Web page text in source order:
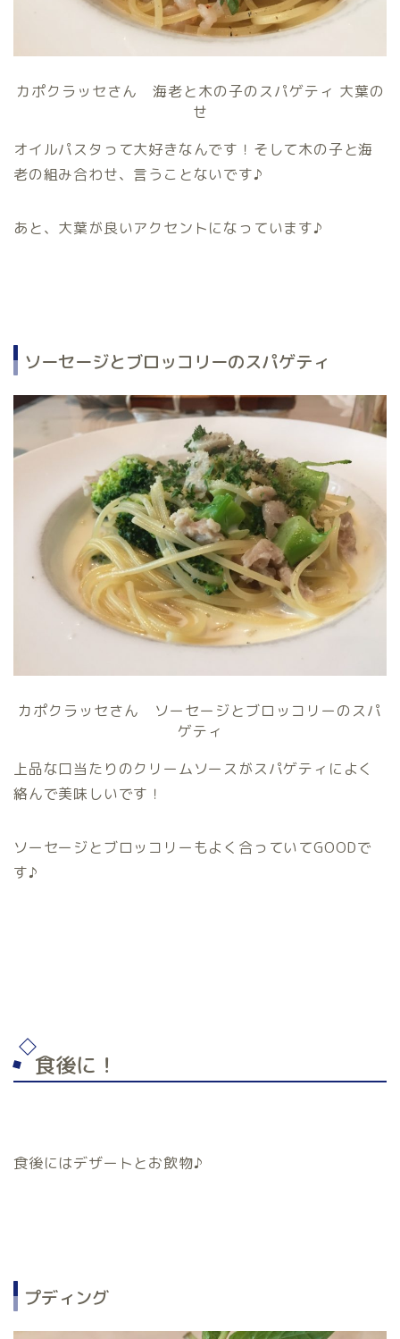
カポクラッセさん 海老と木の子のスパゲティ 大葉の
せ
オイルパスタって大好きなんです！そして木の子と海
老の組み合わせ、言うことないです♪
あと、大葉が良いアクセントになっています♪
ソーセージとブロッコリーのスパゲティ
カポクラッセさん ソーセージとブロッコリーのスパ
ゲティ
上品な口当たりのクリームソースがスパゲティによく
絡んで美味しいです！
ソーセージとブロッコリーもよく合っていてGOODで
す♪
食後に！
食後にはデザートとお飲物♪
プディング